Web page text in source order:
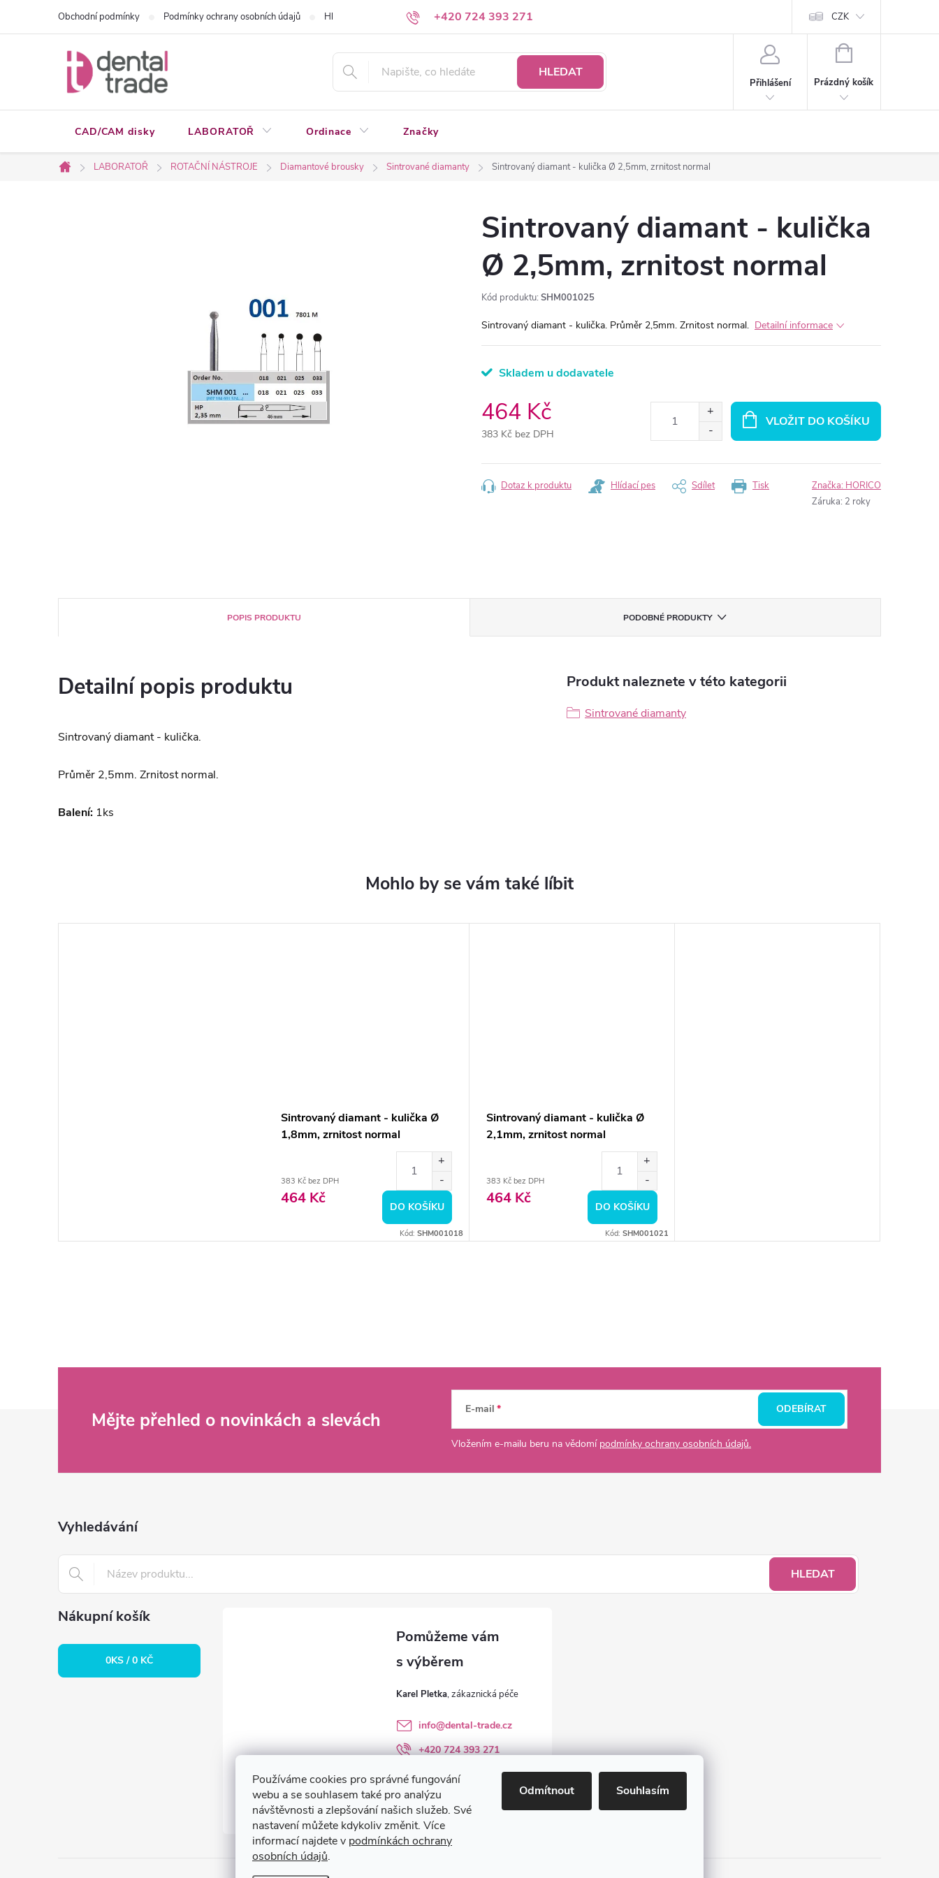
Používáme cookies pro správné fungování
webu a se souhlasem také pro analýzu
návštěvnosti a zlepšování našich služeb. Své
nastavení můžete kdykoliv změnit. Více
informací najdete v podmínkách ochrany
osobních údajů.
Odmítnout Souhlasím
+420 724 393 271
Obchodní podmínky Podmínky ochrany osobních údajů Hledáte a nenacházíte? Napište nám CZK
HLEDAT
Přihlášení
NÁKUPNÍ
Prázdný košík
CAD/CAM disky LABORATOŘ Ordinace Značky
Domů
LABORATOŘ ROTAČNÍ NÁSTROJE Diamantové brousky Sintrované diamanty Sintrovaný diamant - kulička Ø 2,5mm, zrnitost normal
Sintrovaný diamant - kulička
Ø 2,5mm, zrnitost normal
Kód produktu: SHM001025
Sintrovaný diamant - kulička. Průměr 2,5mm. Zrnitost normal. Detailní informace
Skladem u dodavatele
464 Kč
383 Kč bez DPH
cena:
VLOŽIT DO KOŠÍKU
Tisk
Dotaz k produktu Hlídací pes Sdílet Značka: HORICO
Záruka: 2 roky
POPIS PRODUKTU PODOBNÉ PRODUKTY
Detailní popis produktu
Sintrovaný diamant - kulička.
Průměr 2,5mm. Zrnitost normal.
Balení: 1ks
Produkt naleznete v této kategorii
Sintrované diamanty
Sintrovaný diamant - kulička Ø
1,8mm, zrnitost normal
383 Kč bez DPH
464 Kč DO KOŠÍKU
Kód: SHM001018
Sintrovaný diamant - kulička Ø
2,1mm, zrnitost normal
383 Kč bez DPH
464 Kč DO KOŠÍKU
Kód: SHM001021
Mějte přehled o novinkách a slevách E-mail
Vložením e-mailu beru na vědomí podmínky ochrany osobních údajů.
ODEBÍRAT
Vyhledávání
HLEDAT
Nákupní košík
0KS /0 KČ
Karel Pletka
info@dental-trade.cz
+420 724 393 271
Sledujte nás na FB
dental_trade.cz